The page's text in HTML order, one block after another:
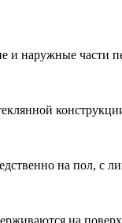
наружные части
на пол, с
на